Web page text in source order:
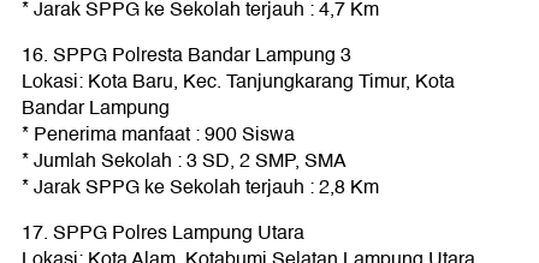
* Jarak SPPG ke Sekolah terjauh : 4,7 Km
16. SPPG Polresta Bandar Lampung 3
Lokasi: Kota Baru, Kec. Tanjungkarang Timur, Kota
Bandar Lampung
* Penerima manfaat : 900 Siswa
* Jumlah Sekolah : 3 SD, 2 SMP, SMA
* Jarak SPPG ke Sekolah terjauh : 2,8 Km
17. SPPG Polres Lampung Utara